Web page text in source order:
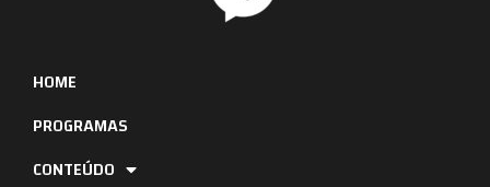
HOME
PROGRAMAS
CONTEÚDO